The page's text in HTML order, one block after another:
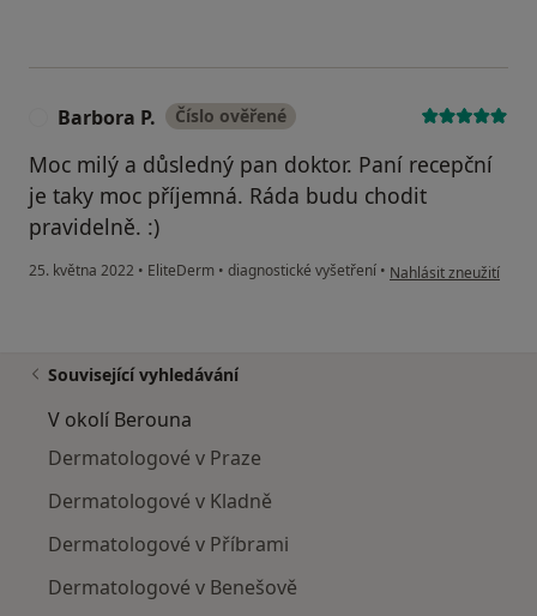
Barbora P. Číslo ověřené
Moc milý a důsledný pan doktor. Paní recepční
je taky moc příjemná. Ráda budu chodit
pravidelně. :)
25. května 2022 • EliteDerm • diagnostické vyšetření • podle názoru
Nahlásit zneužití
Související vyhledávání
V okolí Berouna
Dermatologové v Praze
Dermatologové v Kladně
Dermatologové v Příbrami
Dermatologové v Benešově